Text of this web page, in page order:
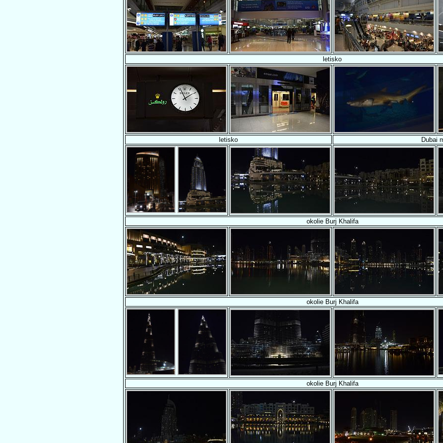
letisko
letisko Dubai
okolie Burj Khalifa
okolie Burj Khalifa
okolie Burj Khalifa